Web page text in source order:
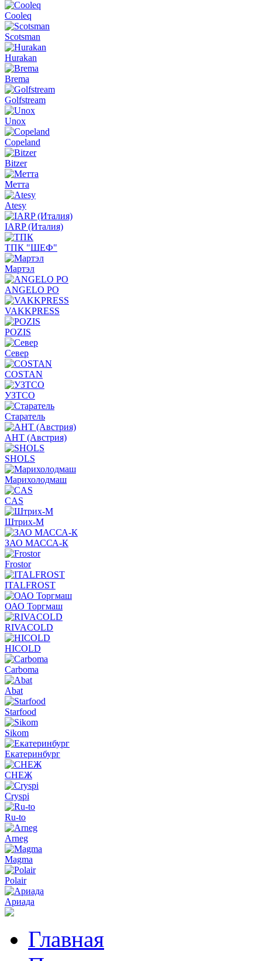
Cooleq
Scotsman
Hurakan
Brema
Golfstream
Unox
Copeland
Bitzer
Метта
Atesy
IARP (Италия)
ТПК "ШЕФ"
Мартэл
ANGELO PO
VAKKPRESS
POZIS
Север
COSTAN
УЗТСО
Старатель
АНТ (Австрия)
SHOLS
Марихолодмаш
CAS
Штрих-М
ЗАО МАССА-К
Frostor
ITALFROST
ОАО Торгмаш
RIVACOLD
HICOLD
Carboma
Abat
Starfood
Sikom
Екатеринбург
СНЕЖ
Cryspi
Ru-to
Arneg
Magma
Polair
Ариада
Главная